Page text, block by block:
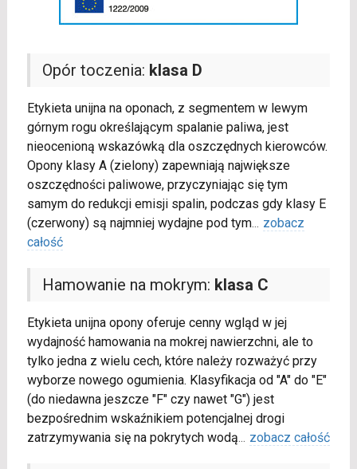
Opór toczenia: klasa D
Etykieta unijna na oponach, z segmentem w lewym
górnym rogu określającym spalanie paliwa, jest
nieocenioną wskazówką dla oszczędnych kierowców.
Opony klasy A (zielony) zapewniają największe
oszczędności paliwowe, przyczyniając się tym
samym do redukcji emisji spalin, podczas gdy klasy E
(czerwony) są najmniej wydajne pod tym... zobacz
całość
Hamowanie na mokrym: klasa C
Etykieta unijna opony oferuje cenny wgląd w jej
wydajność hamowania na mokrej nawierzchni, ale to
tylko jedna z wielu cech, które należy rozważyć przy
wyborze nowego ogumienia. Klasyfikacja od "A" do "E"
(do niedawna jeszcze "F" czy nawet "G") jest
bezpośrednim wskaźnikiem potencjalnej drogi
zatrzymywania się na pokrytych wodą... zobacz całość